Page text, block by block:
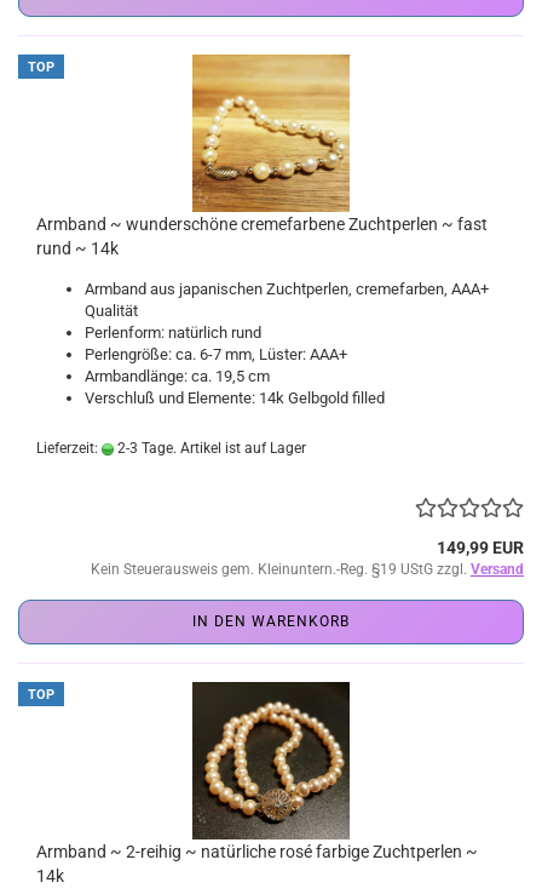
TOP
Armband ~ wunderschöne cremefarbene Zuchtperlen ~ fast
rund ~ 14k
Armband aus japanischen Zuchtperlen, cremefarben, AAA+
Qualität
Perlenform: natürlich rund
Perlengröße: ca. 6-7 mm, Lüster: AAA+
Armbandlänge: ca. 19,5 cm
Verschluß und Elemente: 14k Gelbgold filled
Lieferzeit: 2-3 Tage. Artikel ist auf Lager
149,99 EUR
Kein Steuerausweis gem. Kleinuntern.-Reg. §19 UStG zzgl. Versand
IN DEN WARENKORB
TOP
Armband ~ 2-reihig ~ natürliche rosé farbige Zuchtperlen ~
14k